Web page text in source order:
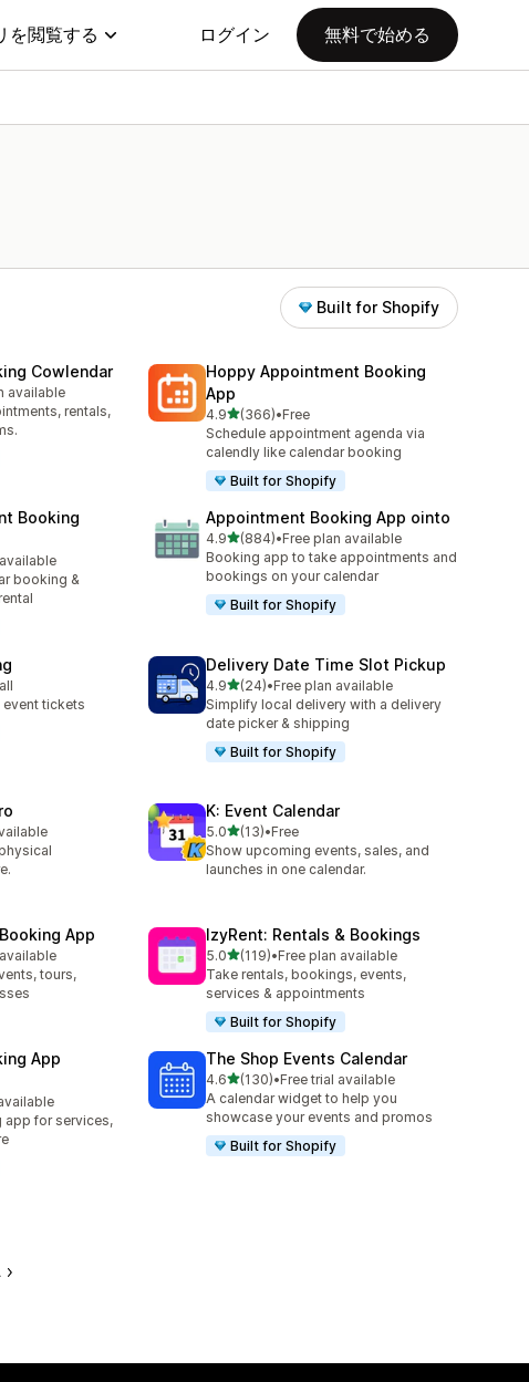
を閲覧する ログイン 無料で始める
Built for Shopify
Cowlendar
available
rentals,
Hoppy Appointment Booking
App
4.95つ星中
(366)
合計レビュー数：366件
•Free
Schedule appointment agenda via
calendly like calendar booking
Built for Shopify
Booking
booking &
Appointment Booking App ointo
4.95つ星中
(884)
合計レビュー数：884件
•Free plan available
Booking app to take appointments and
bookings on your calendar
Built for Shopify
event tickets
Delivery Date Time Slot Pickup
4.95つ星中
(24)
合計レビュー数：24件
•Free plan available
Simplify local delivery with a delivery
date picker & shipping
Built for Shopify
K: Event Calendar
5.05つ星中
(13)
合計レビュー数：13件
•Free
Show upcoming events, sales, and
launches in one calendar.
App
tours,
IzyRent: Rentals & Bookings
5.05つ星中
(119)
合計レビュー数：119件
•Free plan available
Take rentals, bookings, events,
services & appointments
Built for Shopify
App
for services,
The Shop Events Calendar
4.65つ星中
(130)
合計レビュー数：130件
•Free trial available
A calendar widget to help you
showcase your events and promos
Built for Shopify